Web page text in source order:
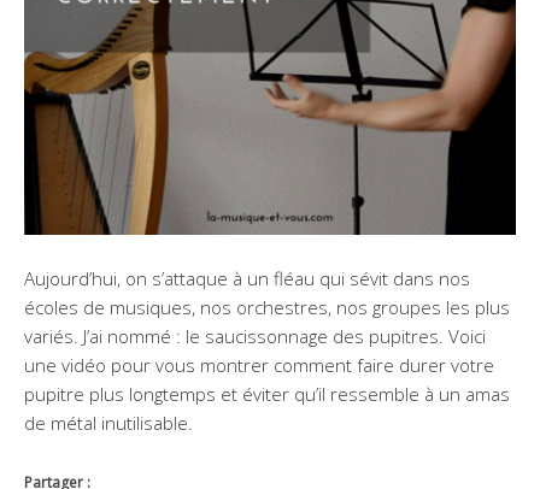
Aujourd’hui, on s’attaque à un fléau qui sévit dans nos
écoles de musiques, nos orchestres, nos groupes les plus
variés. J’ai nommé : le saucissonnage des pupitres. Voici
une vidéo pour vous montrer comment faire durer votre
pupitre plus longtemps et éviter qu’il ressemble à un amas
de métal inutilisable.
Partager :